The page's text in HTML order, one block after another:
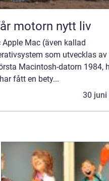
reparationer så får motorn nytt liv
Mac (även kallad
som utvecklas av
Macintosh-datorn 1984,
fått en bety...
30 juni